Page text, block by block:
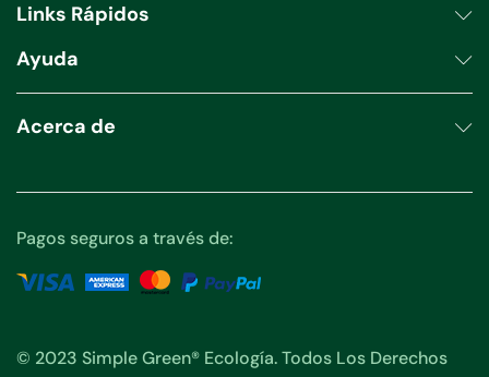
Links Rápidos
Ayuda
Acerca de
© 2023 Simple Green® Ecología. Todos Los Derechos
Pagos seguros a través de: